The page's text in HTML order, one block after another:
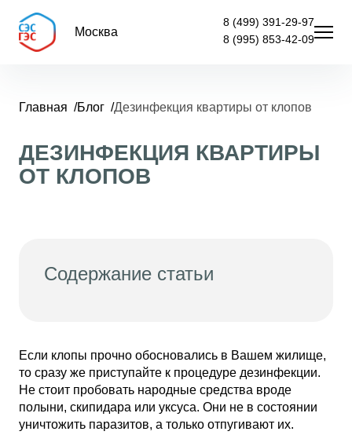
Москва
8 (499) 391-29-97
8 (995) 853-42-09
Главная Блог Дезинфекция квартиры от клопов
ДЕЗИНФЕКЦИЯ КВАРТИРЫ
ОТ КЛОПОВ
Содержание статьи
Если клопы прочно обосновались в Вашем жилище,
то сразу же приступайте к процедуре дезинфекции.
Не стоит пробовать народные средства вроде
полыни, скипидара или уксуса. Они не в состоянии
уничтожить паразитов, а только отпугивают их.